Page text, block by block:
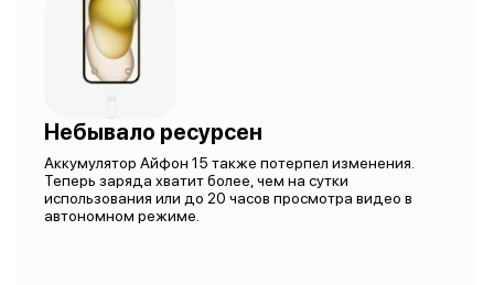
Небывало ресурсен
Аккумулятор Айфон 15 также потерпел изменения.
Теперь заряда хватит более, чем на сутки
использования или до 20 часов просмотра видео в
автономном режиме.